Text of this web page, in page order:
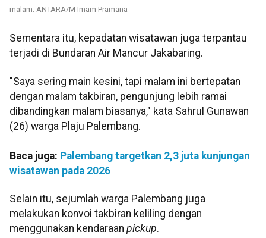
malam. ANTARA/M Imam Pramana
Sementara itu, kepadatan wisatawan juga terpantau
terjadi di Bundaran Air Mancur Jakabaring.
"Saya sering main kesini, tapi malam ini bertepatan
dengan malam takbiran, pengunjung lebih ramai
dibandingkan malam biasanya," kata Sahrul Gunawan
(26) warga Plaju Palembang.
Baca juga: Palembang targetkan 2,3 juta kunjungan
wisatawan pada 2026
Selain itu, sejumlah warga Palembang juga
melakukan konvoi takbiran keliling dengan
menggunakan kendaraan pickup.